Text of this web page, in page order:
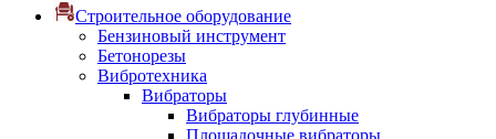
Строительное оборудование
Бензиновый инструмент
Бетонорезы
Вибротехника
Вибраторы
Вибраторы глубинные
Площадочные вибраторы